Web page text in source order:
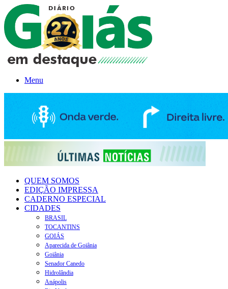
Menu
QUEM SOMOS
EDIÇÃO IMPRESSA
CADERNO ESPECIAL
CIDADES
BRASIL
TOCANTINS
GOIÁS
Aparecida de Goiânia
Goiânia
Senador Canedo
Hidrolândia
Anápolis